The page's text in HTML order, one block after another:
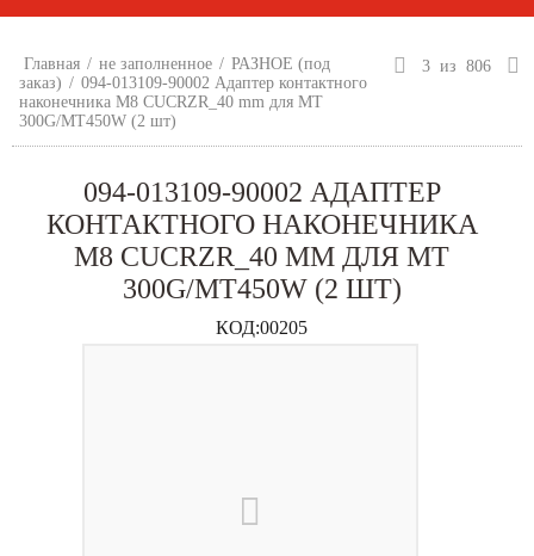
Главная / не заполненное / РАЗНОЕ (под
заказ) / 094-013109-90002 Адаптер контактного
наконечника М8 CUCRZR_40 mm для MT
300G/MT450W (2 шт)
3 из 806
094-013109-90002 АДАПТЕР
КОНТАКТНОГО НАКОНЕЧНИКА
М8 CUCRZR_40 MM ДЛЯ MT
300G/MT450W (2 ШТ)
КОД:00205